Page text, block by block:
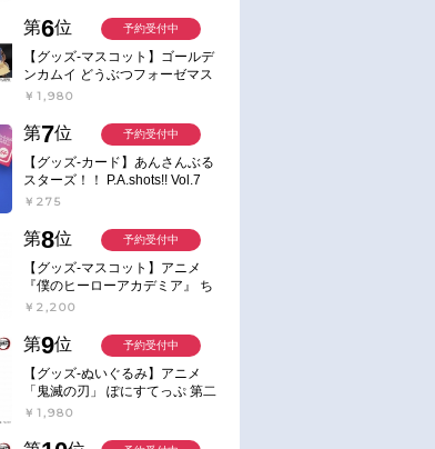
第6位
【グッズ-マスコット】ゴールデ
ンカムイ どうぶつフォーゼマス
コット 6.鯉登少尉【再販】
￥1,980
予約受付中
第7位
【グッズ-カード】あんさんぶる
スターズ！！ P.A.shots!! Vol.7
Action
￥275
予約受付中
第8位
【グッズ-マスコット】アニメ
『僕のヒーローアカデミア』 ち
みけもますこっと 7.轟凍焦
￥2,200
予約受付中
第9位
【グッズ-ぬいぐるみ】アニメ
「鬼滅の刃」 ぽにすてっぷ 第二
弾 不死川 玄弥
￥1,980
予約受付中